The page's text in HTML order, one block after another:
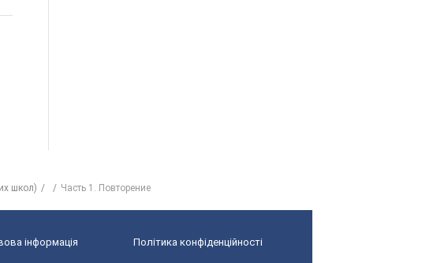
школ) Часть 1. Повторение
інформація Політика конфіденційності